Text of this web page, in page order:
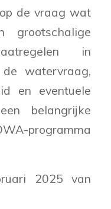
de vraag wat
in
watervraag,
en eventuele
belangrijke
programma
2025 van